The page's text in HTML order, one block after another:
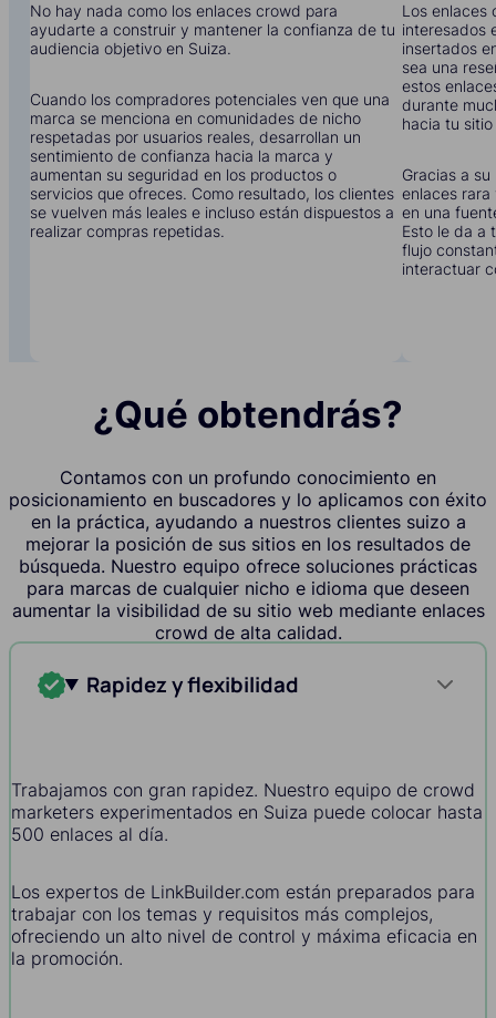
No hay nada como los enlaces crowd para
ayudarte a construir y mantener la confianza de tu
audiencia objetivo en Suiza.
Cuando los compradores potenciales ven que una
marca se menciona en comunidades de nicho
respetadas por usuarios reales, desarrollan un
sentimiento de confianza hacia la marca y
aumentan su seguridad en los productos o
servicios que ofreces. Como resultado, los clientes
se vuelven más leales e incluso están dispuestos a
realizar compras repetidas.
Los enlaces
interesados
insertados
sea una
estos
durante
hacia tu
Gracias a
enlaces rara
en una
Esto le da a
flujo
interactuar
¿Qué obtendrás?
Contamos con un profundo conocimiento en
posicionamiento en buscadores y lo aplicamos con éxito
en la práctica, ayudando a nuestros clientes suizo a
mejorar la posición de sus sitios en los resultados de
búsqueda. Nuestro equipo ofrece soluciones prácticas
para marcas de cualquier nicho e idioma que deseen
aumentar la visibilidad de su sitio web mediante enlaces
crowd de alta calidad.
Rapidez y flexibilidad
Trabajamos con gran rapidez. Nuestro equipo de crowd
marketers experimentados en Suiza puede colocar hasta
500 enlaces al día.
Los expertos de LinkBuilder.com están preparados para
trabajar con los temas y requisitos más complejos,
ofreciendo un alto nivel de control y máxima eficacia en
la promoción.